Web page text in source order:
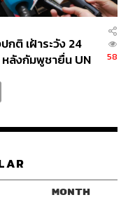
ติ เฝ้าระวัง 24
หลังกัมพูชายื่น UN
58
MONTH